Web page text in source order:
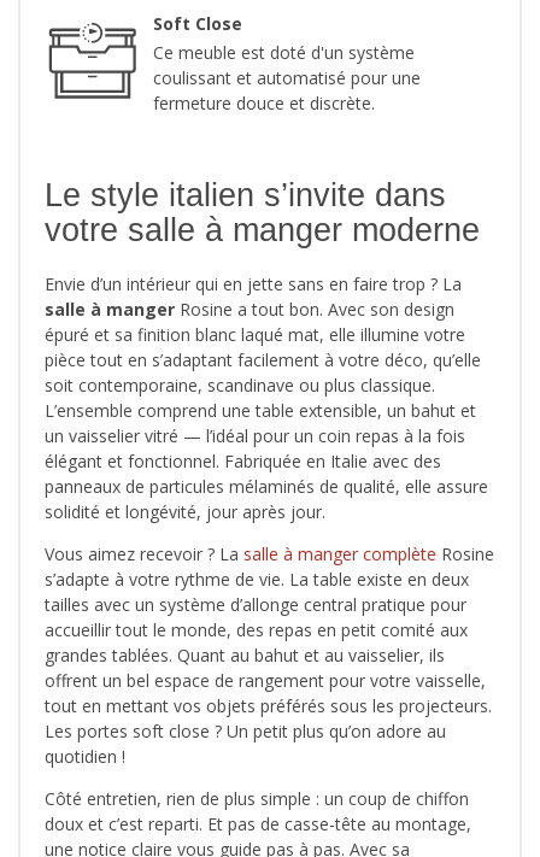
Soft Close
Ce meuble est doté d'un système
coulissant et automatisé pour une
fermeture douce et discrète.
Le style italien s’invite dans
votre salle à manger moderne
Envie d’un intérieur qui en jette sans en faire trop ? La
salle à manger Rosine a tout bon. Avec son design
épuré et sa finition blanc laqué mat, elle illumine votre
pièce tout en s’adaptant facilement à votre déco, qu’elle
soit contemporaine, scandinave ou plus classique.
L’ensemble comprend une table extensible, un bahut et
un vaisselier vitré — l’idéal pour un coin repas à la fois
élégant et fonctionnel. Fabriquée en Italie avec des
panneaux de particules mélaminés de qualité, elle assure
solidité et longévité, jour après jour.
Vous aimez recevoir ? La salle à manger complète Rosine
s’adapte à votre rythme de vie. La table existe en deux
tailles avec un système d’allonge central pratique pour
accueillir tout le monde, des repas en petit comité aux
grandes tablées. Quant au bahut et au vaisselier, ils
offrent un bel espace de rangement pour votre vaisselle,
tout en mettant vos objets préférés sous les projecteurs.
Les portes soft close ? Un petit plus qu’on adore au
quotidien !
Côté entretien, rien de plus simple : un coup de chiffon
doux et c’est reparti. Et pas de casse-tête au montage,
une notice claire vous guide pas à pas. Avec sa